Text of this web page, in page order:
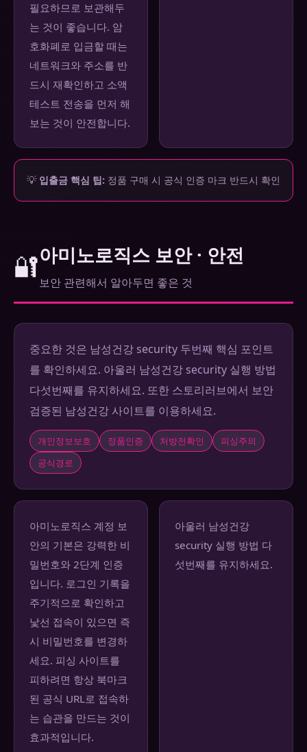
필요하므로 보관해두
는 것이 좋습니다. 암
호화폐로 입금할 때는
네트워크와 주소를 반
드시 재확인하고 소액
테스트 전송을 먼저 해
보는 것이 안전합니다.
💡 입출금 핵심 팁: 정품 구매 시 공식 인증 마크 반드시 확인
🔐아미노로직스 보안 · 안전
보안 관련해서 알아두면 좋은 것
중요한 것은 남성건강 security 두번째 핵심 포인트
를 확인하세요. 아울러 남성건강 security 실행 방법
다섯번째를 유지하세요. 또한 스토리러브에서 보안
검증된 남성건강 사이트를 이용하세요.
개인정보보호 정품인증 처방전확인
피싱주의
공식경로
아미노로직스 계정 보
안의 기본은 강력한 비
밀번호와 2단계 인증
입니다. 로그인 기록을
주기적으로 확인하고
낯선 접속이 있으면 즉
시 비밀번호를 변경하
세요. 피싱 사이트를
피하려면 항상 북마크
된 공식 URL로 접속하
는 습관을 만드는 것이
효과적입니다.
아울러 남성건강
security 실행 방법 다
섯번째를 유지하세요.